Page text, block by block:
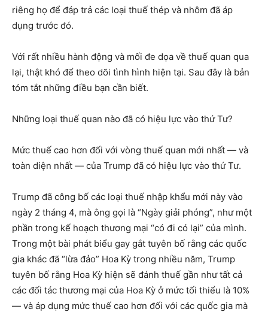
riêng họ để đáp trả các loại thuế thép và nhôm đã áp
dụng trước đó.
Với rất nhiều hành động và mối đe dọa về thuế quan qua
lại, thật khó để theo dõi tình hình hiện tại. Sau đây là bản
tóm tắt những điều bạn cần biết.
Những loại thuế quan nào đã có hiệu lực vào thứ Tư?
Mức thuế cao hơn đối với vòng thuế quan mới nhất — và
toàn diện nhất — của Trump đã có hiệu lực vào thứ Tư.
Trump đã công bố các loại thuế nhập khẩu mới này vào
ngày 2 tháng 4, mà ông gọi là “Ngày giải phóng”, như một
phần trong kế hoạch thương mại “có đi có lại” của mình.
Trong một bài phát biểu gay gắt tuyên bố rằng các quốc
gia khác đã “lừa đảo” Hoa Kỳ trong nhiều năm, Trump
tuyên bố rằng Hoa Kỳ hiện sẽ đánh thuế gần như tất cả
các đối tác thương mại của Hoa Kỳ ở mức tối thiểu là 10%
— và áp dụng mức thuế cao hơn đối với các quốc gia mà